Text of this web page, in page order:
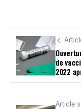
de
2022
Article